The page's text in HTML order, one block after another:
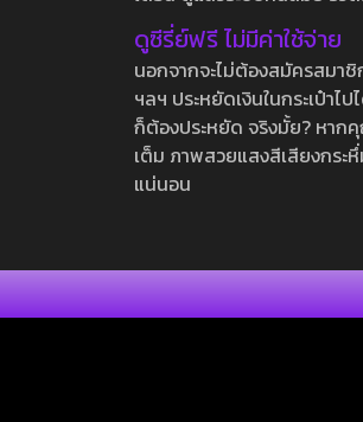
ดูซีรี่ย์ฟรี ไม่มีค่าใช้จ่าย
นอกจากจะไม่ต้องสมัครสมา
ฯลฯ ประหยัดเงินในกระเป๋าไ
ก็ต้องประหยัด จริงมั้ย? หา
เต็ม ภาพสวยแสงสีเสียงกร
แน่นอน